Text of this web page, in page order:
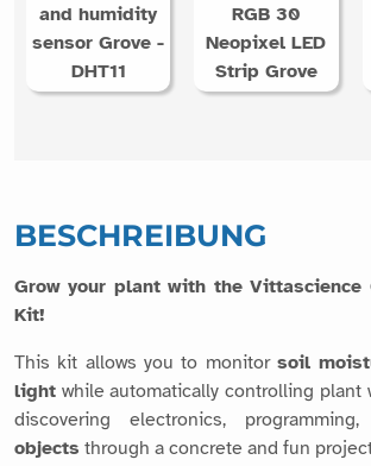
and humidity
sensor Grove -
DHT11
RGB 30
Neopixel LED
Strip Grove
BESCHREIBUNG
Grow your plant with the Vittascience
Kit!
This kit allows you to monitor soil
light while automatically controlling plant
discovering electronics,
objects through a concrete and fun